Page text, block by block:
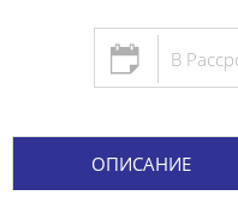
В
ОПИСАНИЕ